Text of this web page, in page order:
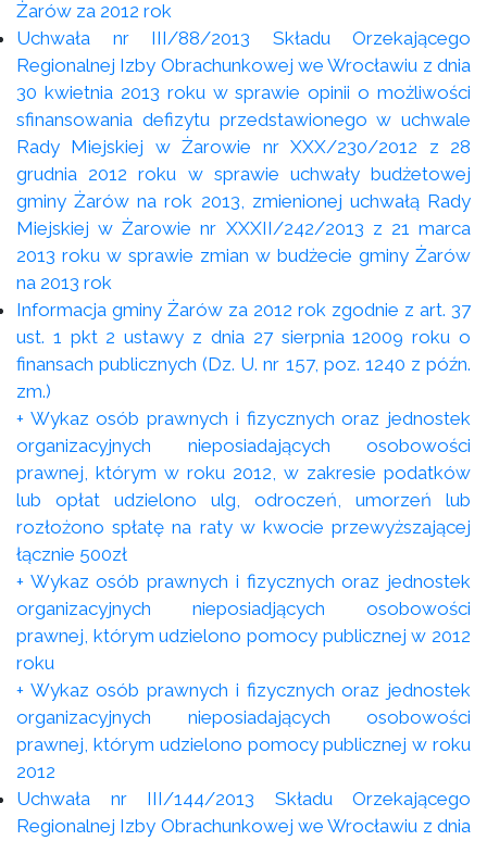
Żarów za 2012 rok
Uchwała nr III/88/2013 Składu Orzekającego
Regionalnej Izby Obrachunkowej we Wrocławiu z dnia
30 kwietnia 2013 roku w sprawie opinii o możliwości
sfinansowania defizytu przedstawionego w uchwale
Rady Miejskiej w Żarowie nr XXX/230/2012 z 28
grudnia 2012 roku w sprawie uchwały budżetowej
gminy Żarów na rok 2013, zmienionej uchwałą Rady
Miejskiej w Żarowie nr XXXII/242/2013 z 21 marca
2013 roku w sprawie zmian w budżecie gminy Żarów
na 2013 rok
Informacja gminy Żarów za 2012 rok zgodnie z art. 37
ust. 1 pkt 2 ustawy z dnia 27 sierpnia 12009 roku o
finansach publicznych (Dz. U. nr 157, poz. 1240 z późn.
zm.)
+ Wykaz osób prawnych i fizycznych oraz jednostek
organizacyjnych nieposiadających osobowości
prawnej, którym w roku 2012, w zakresie podatków
lub opłat udzielono ulg, odroczeń, umorzeń lub
rozłożono spłatę na raty w kwocie przewyższającej
łącznie 500zł
+ Wykaz osób prawnych i fizycznych oraz jednostek
organizacyjnych nieposiadjących osobowości
prawnej, którym udzielono pomocy publicznej w 2012
roku
+ Wykaz osób prawnych i fizycznych oraz jednostek
organizacyjnych nieposiadających osobowości
prawnej, którym udzielono pomocy publicznej w roku
2012
Uchwała nr III/144/2013 Składu Orzekającego
Regionalnej Izby Obrachunkowej we Wrocławiu z dnia